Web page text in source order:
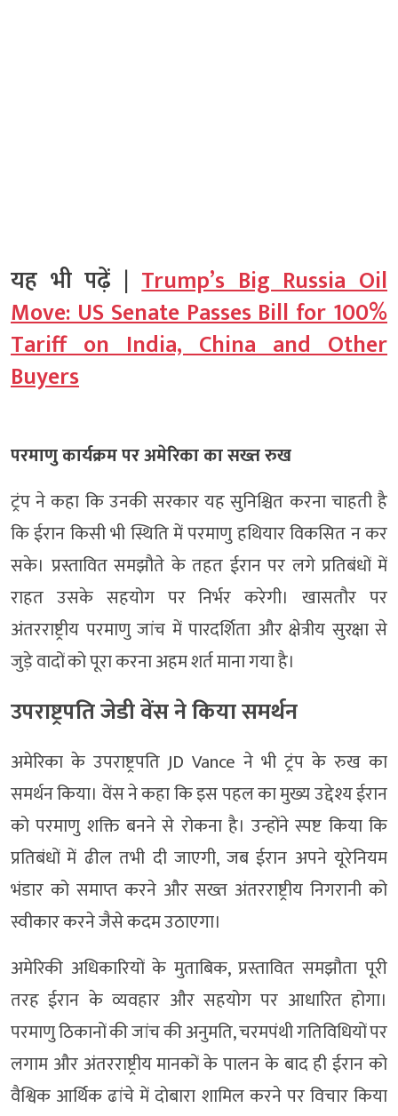
यह भी पढ़ें |Trump’s Big Russia Oil
Move: US Senate Passes Bill for 100%
Tariff on India, China and Other
Buyers
परमाणु कार्यक्रम पर अमेरिका का सख्त रुख
ट्रंप ने कहा कि उनकी सरकार यह सुनिश्चित करना चाहती है
कि ईरान किसी भी स्थिति में परमाणु हथियार विकसित न कर
सके। प्रस्तावित समझौते के तहत ईरान पर लगे प्रतिबंधों में
राहत उसके सहयोग पर निर्भर करेगी। खासतौर पर
अंतरराष्ट्रीय परमाणु जांच में पारदर्शिता और क्षेत्रीय सुरक्षा से
जुड़े वादों को पूरा करना अहम शर्त माना गया है।
उपराष्ट्रपति जेडी वेंस ने किया समर्थन
अमेरिका के उपराष्ट्रपति JD Vance ने भी ट्रंप के रुख का
समर्थन किया। वेंस ने कहा कि इस पहल का मुख्य उद्देश्य ईरान
को परमाणु शक्ति बनने से रोकना है। उन्होंने स्पष्ट किया कि
प्रतिबंधों में ढील तभी दी जाएगी, जब ईरान अपने यूरेनियम
भंडार को समाप्त करने और सख्त अंतरराष्ट्रीय निगरानी को
स्वीकार करने जैसे कदम उठाएगा।
अमेरिकी अधिकारियों के मुताबिक, प्रस्तावित समझौता पूरी
तरह ईरान के व्यवहार और सहयोग पर आधारित होगा।
परमाणु ठिकानों की जांच की अनुमति, चरमपंथी गतिविधियों पर
लगाम और अंतरराष्ट्रीय मानकों के पालन के बाद ही ईरान को
वैश्विक आर्थिक ढांचे में दोबारा शामिल करने पर विचार किया